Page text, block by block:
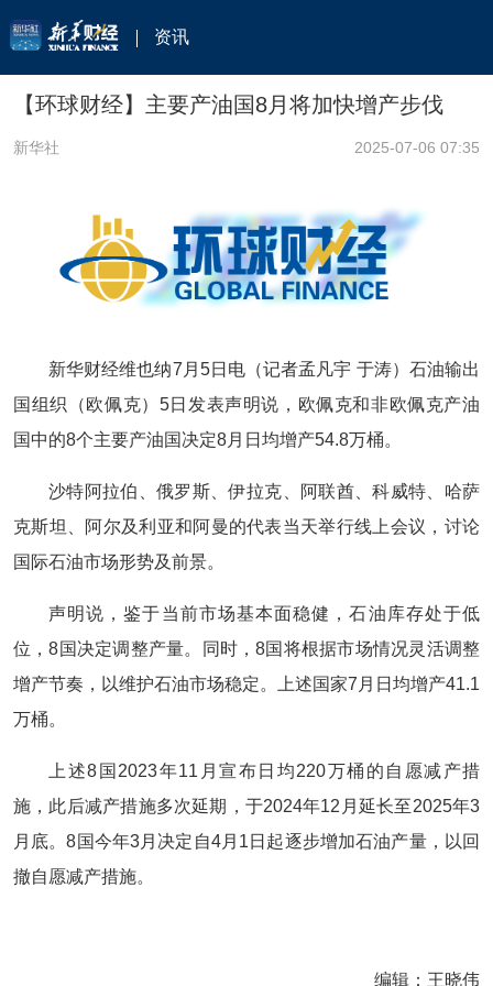
资讯
【环球财经】主要产油国8月将加快增产步伐
新华社 2025-07-06 07:35
新华财经维也纳7月5日电（记者孟凡宇 于涛）石油输出
国组织（欧佩克）5日发表声明说，欧佩克和非欧佩克产油
国中的8个主要产油国决定8月日均增产54.8万桶。
沙特阿拉伯、俄罗斯、伊拉克、阿联酋、科威特、哈萨
克斯坦、阿尔及利亚和阿曼的代表当天举行线上会议，讨论
国际石油市场形势及前景。
声明说，鉴于当前市场基本面稳健，石油库存处于低
位，8国决定调整产量。同时，8国将根据市场情况灵活调整
增产节奏，以维护石油市场稳定。上述国家7月日均增产41.1
万桶。
上述8国2023年11月宣布日均220万桶的自愿减产措
施，此后减产措施多次延期，于2024年12月延长至2025年3
月底。8国今年3月决定自4月1日起逐步增加石油产量，以回
撤自愿减产措施。
编辑：王晓伟